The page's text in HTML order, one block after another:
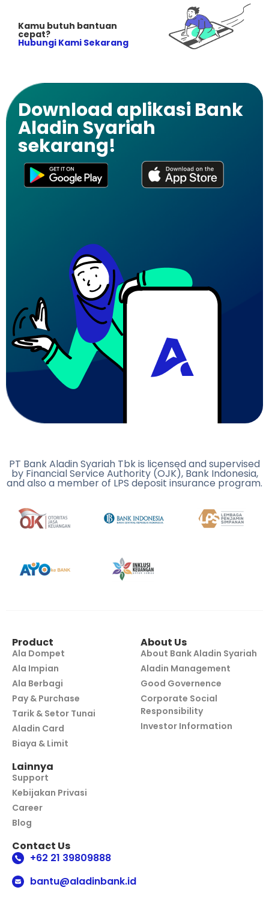
Kamu butuh bantuan
cepat?
Hubungi Kami Sekarang
Download aplikasi Bank
Aladin Syariah
sekarang!
PT Bank Aladin Syariah Tbk is licensed and supervised
by Financial Service Authority (OJK), Bank Indonesia,
and also a member of LPS deposit insurance program.
Product
Ala Dompet
Ala Impian
Ala Berbagi
Pay & Purchase
Tarik & Setor Tunai
Aladin Card
Biaya & Limit
About Us
About Bank Aladin Syariah
Aladin Management
Good Governence
Corporate Social
Responsibility
Investor Information
Lainnya
Support
Kebijakan Privasi
Career
Blog
Contact Us
+62 21 39809888
bantu@aladinbank.id